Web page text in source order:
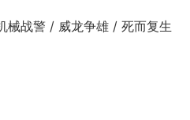
战警 / 威龙争雄 / 死而复生